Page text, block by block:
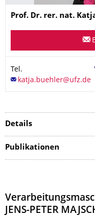
Name
Prof. Dr. rer. nat.
Tel.
Details
Publikationen
JENS-PETER